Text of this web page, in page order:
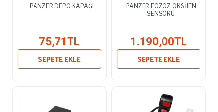
PANZER DEPO KAPAĞI
75,71TL
SEPETE EKLE
PANZER EGZOZ OKSİJEN
SENSÖRÜ
1.190,00TL
SEPETE EKLE